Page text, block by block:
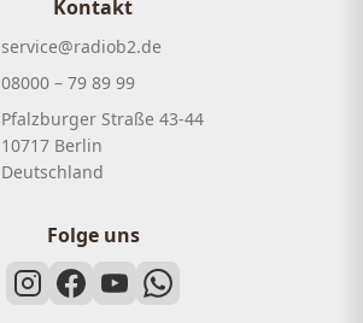
Kontakt
service@radiob2.de
08000 – 79 89 99
Pfalzburger Straße 43-44
10717 Berlin
Deutschland
Folge uns